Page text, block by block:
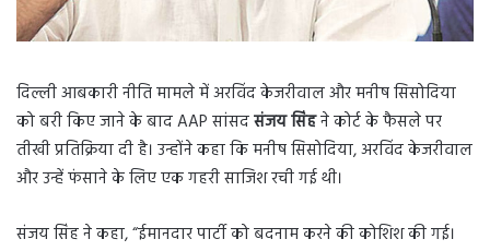
दिल्ली आबकारी नीति मामले में अरविंद केजरीवाल और मनीष सिसोदिया
को बरी किए जाने के बाद AAP सांसदसंजय सिंहने कोर्ट के फैसले पर
तीखी प्रतिक्रिया दी है। उन्होंने कहा कि मनीष सिसोदिया, अरविंद केजरीवाल
और उन्हें फंसाने के लिए एक गहरी साजिश रची गई थी।
संजय सिंह ने कहा, “ईमानदार पार्टी को बदनाम करने की कोशिश की गई।